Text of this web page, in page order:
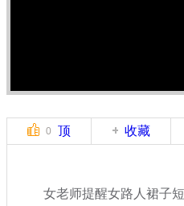
0 顶 收藏
女老师提醒女路人裙子短